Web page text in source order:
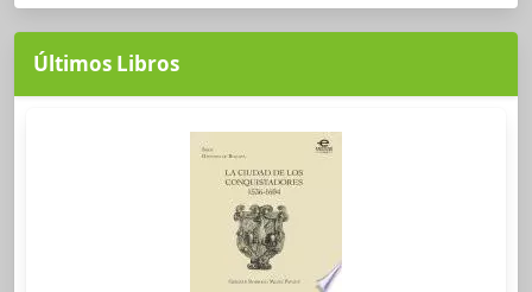
Últimos Libros